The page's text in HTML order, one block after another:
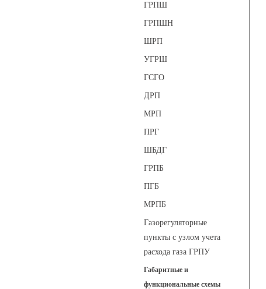
ГРПШ
ГРПШН
ШРП
УГРШ
ГСГО
ДРП
МРП
ПРГ
ШБДГ
ГРПБ
ПГБ
МРПБ
Газорегуляторные
пункты с узлом учета
расхода газа ГРПУ
Габаритные и
функциональные схемы